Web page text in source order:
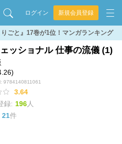
ログイン 新規会員登録
ごと』17巻が1位！マンガランキング
ッショナル 仕事の流儀 (1)
9784140811061
3.64
録: 196人
21件